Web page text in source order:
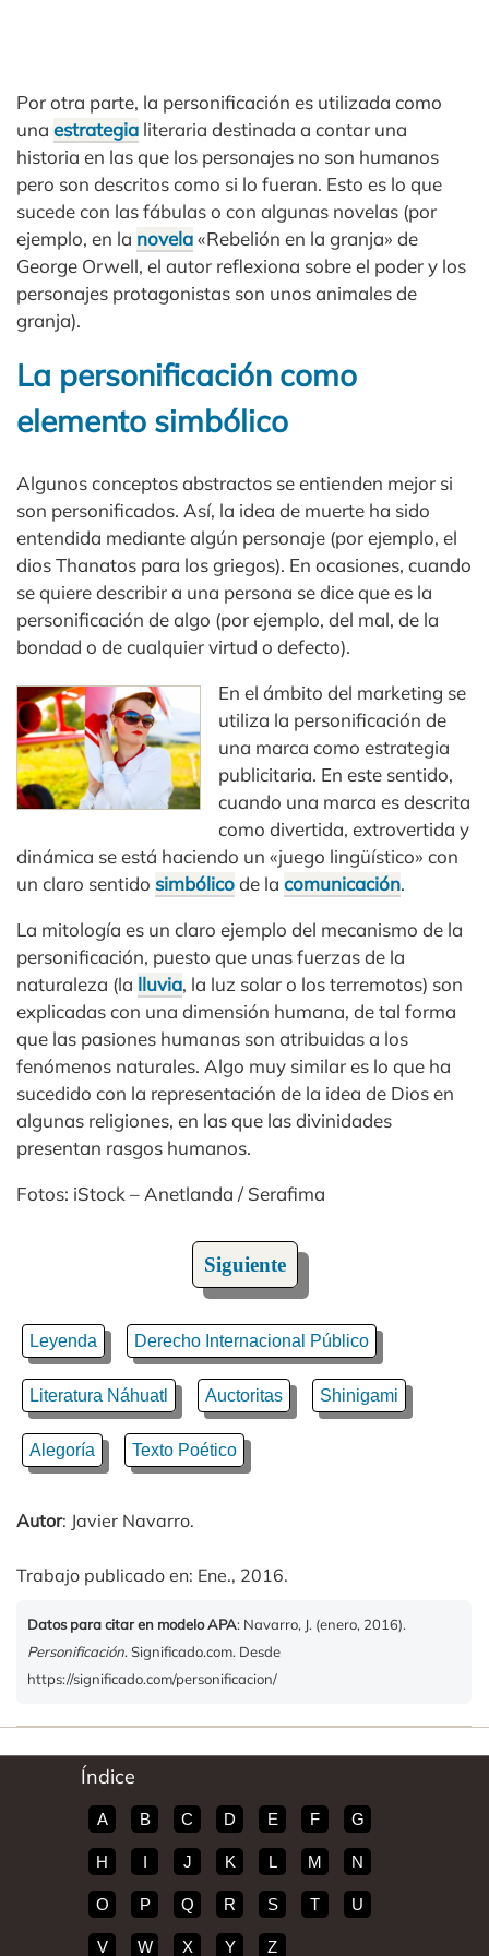
Por otra parte, la personificación es utilizada como
una estrategia literaria destinada a contar una
historia en las que los personajes no son humanos
pero son descritos como si lo fueran. Esto es lo que
sucede con las fábulas o con algunas novelas (por
ejemplo, en la novela«Rebelión en la granja» de
George Orwell, el autor reflexiona sobre el poder y los
personajes protagonistas son unos animales de
granja).
La personificación como
elemento simbólico
Algunos conceptos abstractos se entienden mejor si
son personificados. Así, la idea de muerte ha sido
entendida mediante algún personaje (por ejemplo, el
dios Thanatos para los griegos). En ocasiones, cuando
se quiere describir a una persona se dice que es la
personificación de algo (por ejemplo, del mal, de la
bondad o de cualquier virtud o defecto).
En el ámbito del marketing se
utiliza la personificación de
una marca como estrategia
publicitaria. En este sentido,
cuando una marca es descrita
como divertida, extrovertida y
dinámica se está haciendo un «juego lingüístico» con
un claro sentido simbólicode la comunicación.
La mitología es un claro ejemplo del mecanismo de la
personificación, puesto que unas fuerzas de la
naturaleza (la lluvia, la luz solar o los terremotos) son
explicadas con una dimensión humana, de tal forma
que las pasiones humanas son atribuidas a los
fenómenos naturales. Algo muy similar es lo que ha
sucedido con la representación de la idea de Dios en
algunas religiones, en las que las divinidades
presentan rasgos humanos.
Fotos: iStock – Anetlanda / Serafima
Siguiente
Leyenda Derecho Internacional Público
Literatura Náhuatl Auctoritas Shinigami
Alegoría Texto Poético
Autor: Javier Navarro.
Trabajo publicado en: Ene., 2016.
Datos para citar en modelo APA: Navarro, J. (enero, 2016).
Personificación. Significado.com. Desde
https://significado.com/personificacion/
Índice
A B C D E F G
H J K L M N
O P Q R S T U
V W X Y Z